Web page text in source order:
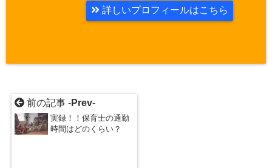
詳しいプロフィールはこちら
前の記事 -Prev-
実録！！保育士の通勤
時間はどのくらい？